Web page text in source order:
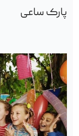
پارک ساعی